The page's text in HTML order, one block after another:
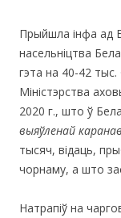
Прыйшла інфа ад
насельніцтва
гэта на 40-42
Міністэрства
2020 г., што ў
выяўленай
тысяч, відаць,
чорнаму, а што
Натрапіў на